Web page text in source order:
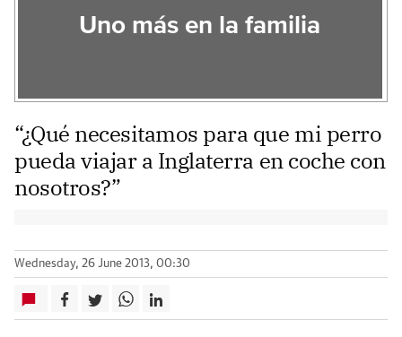
Uno más en la familia
“¿Qué necesitamos para que mi perro
pueda viajar a Inglaterra en coche con
nosotros?”
Wednesday, 26 June 2013, 00:30